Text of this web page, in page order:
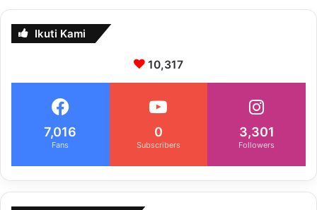
Ikuti Kami
10,317
7,016
Fans
0
Subscribers
3,301
Followers